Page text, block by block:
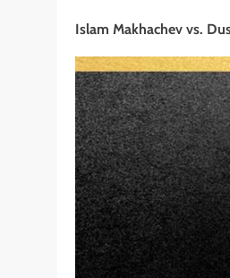
Islam Makhachev vs.